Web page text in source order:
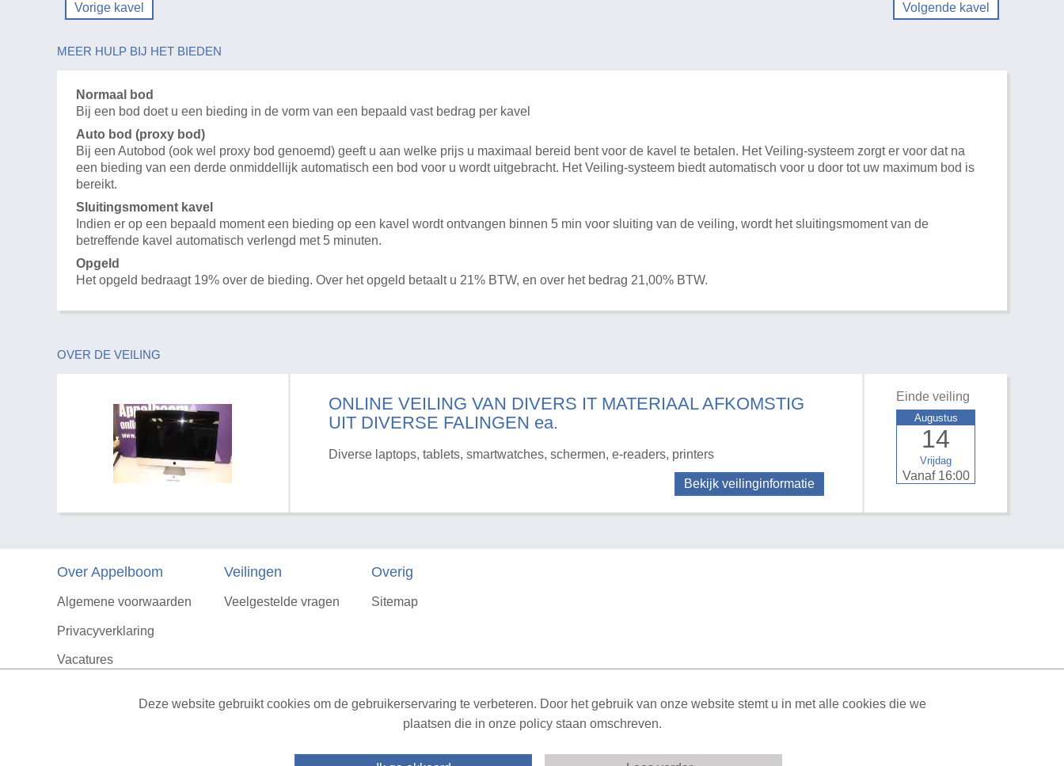
Vorige kavel Volgende kavel
MEER HULP BIJ HET BIEDEN
Normaal bod
Bij een bod doet u een bieding in de vorm van een bepaald vast bedrag per kavel
Auto bod (proxy bod)
Bij een Autobod (ook wel proxy bod genoemd) geeft u aan welke prijs u maximaal bereid bent voor de kavel te betalen. Het Veiling-systeem zorgt er voor dat na
een bieding van een derde onmiddellijk automatisch een bod voor u wordt uitgebracht. Het Veiling-systeem biedt automatisch voor u door tot uw maximum bod is
bereikt.
Sluitingsmoment kavel
Indien er op een bepaald moment een bieding op een kavel wordt ontvangen binnen 5 min voor sluiting van de veiling, wordt het sluitingsmoment van de
betreffende kavel automatisch verlengd met 5 minuten.
Opgeld
Het opgeld bedraagt 19% over de bieding. Over het opgeld betaalt u 21% BTW, en over het bedrag 21,00% BTW.
OVER DE VEILING
ONLINE VEILING VAN DIVERS IT MATERIAAL AFKOMSTIG
UIT DIVERSE FALINGEN ea.
Diverse laptops, tablets, smartwatches, schermen, e-readers, printers
Bekijk veilinginformatie
Einde veiling
Vrijdag
14
Augustus
Vanaf 16:00
Over Appelboom
Algemene voorwaarden
Privacyverklaring
Vacatures
Veilingen
Veelgestelde vragen
Overig
Sitemap
Deze website gebruikt cookies om de gebruikerservaring te verbeteren. Door het gebruik van onze website stemt u in met alle cookies die we
plaatsen die in onze policy staan omschreven.